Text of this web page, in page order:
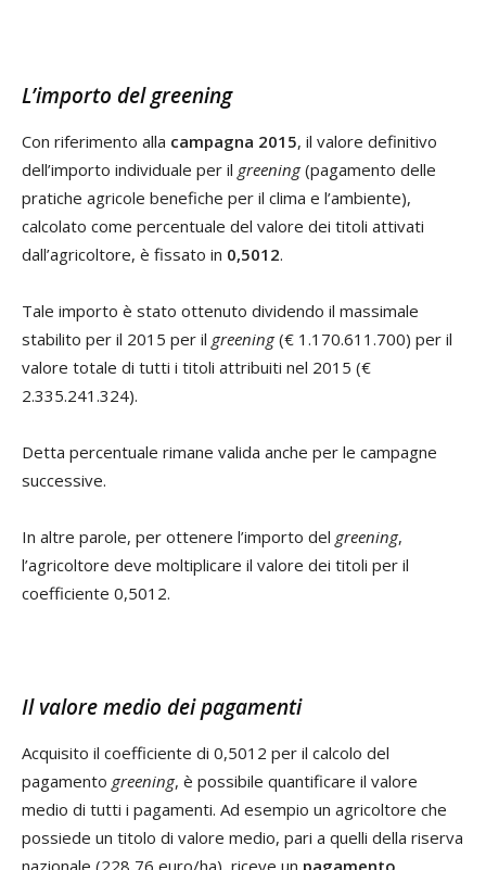
L’importo delgreening
Con riferimento alla campagna 2015, il valore definitivo
dell’importo individuale per il greening(pagamento delle
pratiche agricole benefiche per il clima e l’ambiente),
calcolato come percentuale del valore dei titoli attivati
dall’agricoltore, è fissato in 0,5012.
Tale importo è stato ottenuto dividendo il massimale
stabilito per il 2015 per il greening(€ 1.170.611.700) per il
valore totale di tutti i titoli attribuiti nel 2015 (€
2.335.241.324).
Detta percentuale rimane valida anche per le campagne
successive.
In altre parole, per ottenere l’importo del greening,
l’agricoltore deve moltiplicare il valore dei titoli per il
coefficiente 0,5012.
Il valore medio dei pagamenti
Acquisito il coefficiente di 0,5012 per il calcolo del
pagamento greening, è possibile quantificare il valore
medio di tutti i pagamenti. Ad esempio un agricoltore che
possiede un titolo di valore medio, pari a quelli della riserva